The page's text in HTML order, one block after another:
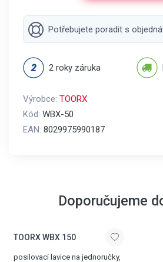
Potřebujete poradit s
2 roky záruka
Výrobce: TOORX
Kód: WBX-50
EAN: 8029975990187
Doporučujeme
TOORX WBX 150
posilovací lavice na jednoručky,